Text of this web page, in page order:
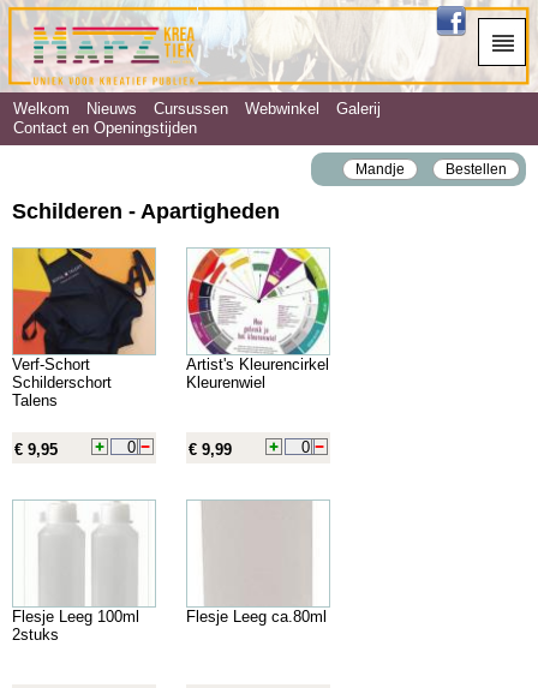
Welkom Nieuws Cursussen Webwinkel
Galerij
Contact en Openingstijden
Mandje Bestellen
Schilderen - Apartigheden
Verf-Schort
Schilderschort
Talens
€ 9,95
Artist's Kleurencirkel
Kleurenwiel
€ 9,99
Flesje Leeg 100ml
2stuks
Flesje Leeg ca.80ml